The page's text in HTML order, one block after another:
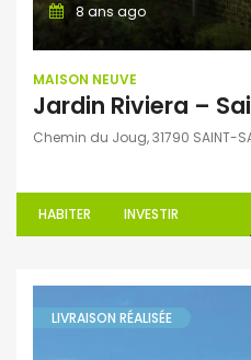
8 ans ago
MAISON NEUVE
Chemin du Joug, 31790 SAINT-
HABITER INVESTIR
LIVRAISON RÉALISÉE